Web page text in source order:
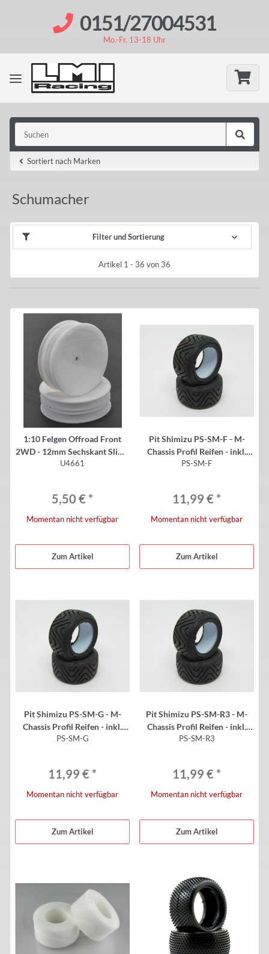
0151/27004531
Mo.-Fr. 13-18 Uhr
Sortiert nach Marken
Schumacher
Filter und Sortierung
Artikel 1 - 36 von 36
1:10 Felgen Offroad Front
2WD - 12mm Sechskant Slim -
weiß- (2)
U4661
5,50 € *
Momentan nicht verfügbar
Zum Artikel
Pit Shimizu PS-SM-F - M-
Chassis Profil Reifen - inkl.
Einlagen - HART - V2 (2 Stück)
PS-SM-F
11,99 € *
Momentan nicht verfügbar
Zum Artikel
Pit Shimizu PS-SM-G - M-
Chassis Profil Reifen - inkl.
Einlagen - Medium - V2 (2
PS-SM-G
11,99 € *
Momentan nicht verfügbar
Zum Artikel
Pit Shimizu PS-SM-R3 - M-
Chassis Profil Reifen - inkl.
Einlagen - SOFT - V2 (2 Stück)
PS-SM-R3
11,99 € *
Momentan nicht verfügbar
Zum Artikel